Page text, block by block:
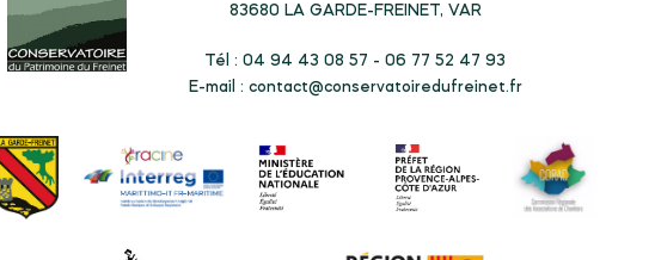
83680 LA GARDE-FREINET, VAR
Tél : 04 94 43 08 57 - 06 77 52 47 93
E-mail : contact@conservatoiredufreinet.fr